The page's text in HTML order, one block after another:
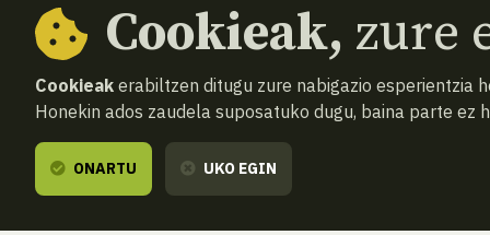
Cookieak, zure
Cookieak erabiltzen ditugu zure nabigazio esperientzia
Honekin ados zaudela suposatuko dugu, baina parte ez
ONARTU UKO EGIN